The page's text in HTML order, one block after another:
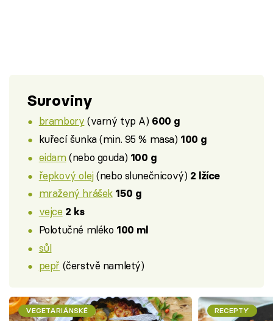
Suroviny
brambory (varný typ A) 600 g
kuřecí šunka (min. 95 % masa) 100 g
eidam(nebo gouda) 100 g
řepkový olej(nebo slunečnicový) 2 lžíce
mražený hrášek 150 g
vejce 2 ks
Polotučné mléko 100 ml
sůl
pepř (čerstvě namletý)
VEGETARIÁNSKÉ RECEPTY